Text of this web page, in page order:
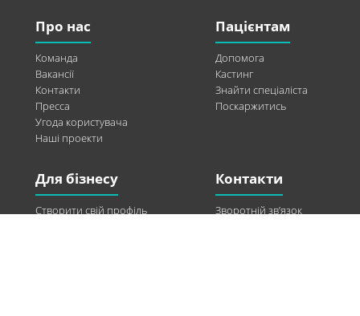
Про нас
Команда
Вакансії
Контакти
Пресса
Угода користувача
Наші проекти
Пацієнтам
Допомога
Кастинг
Знайти спеціаліста
Поскаржитись
Для бізнесу
Створити свій профіль
Контакти
Зворотній зв’язок